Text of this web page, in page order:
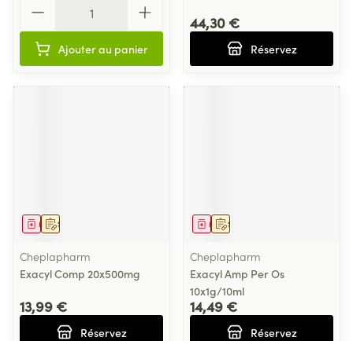
Ajouter au panier
44,30 €
Réservez
Sur prescription
Médicament
Cheplapharm
Exacyl Comp 20x500mg
13,99 €
Réservez
Sur prescription
Médicament
Cheplapharm
Exacyl Amp Per Os
10x1g/10ml
14,49 €
Réservez